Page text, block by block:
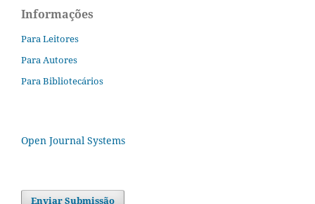
Informações
Para Leitores
Para Autores
Para Bibliotecários
Open Journal Systems
Enviar Submissão